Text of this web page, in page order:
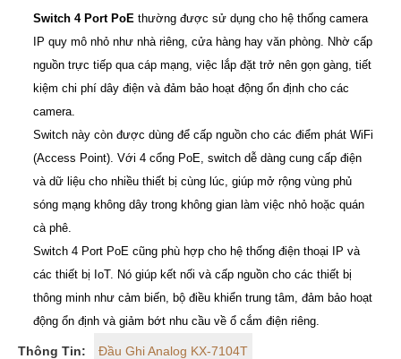
Switch 4 Port PoE thường được sử dụng cho hệ thống camera
IP quy mô nhỏ như nhà riêng, cửa hàng hay văn phòng. Nhờ cấp
nguồn trực tiếp qua cáp mạng, việc lắp đặt trở nên gọn gàng, tiết
kiệm chi phí dây điện và đảm bảo hoạt động ổn định cho các
camera.
Switch này còn được dùng để cấp nguồn cho các điểm phát WiFi
(Access Point). Với 4 cổng PoE, switch dễ dàng cung cấp điện
và dữ liệu cho nhiều thiết bị cùng lúc, giúp mở rộng vùng phủ
sóng mạng không dây trong không gian làm việc nhỏ hoặc quán
cà phê.
Switch 4 Port PoE cũng phù hợp cho hệ thống điện thoại IP và
các thiết bị IoT. Nó giúp kết nối và cấp nguồn cho các thiết bị
thông minh như cảm biến, bộ điều khiển trung tâm, đảm bảo hoạt
động ổn định và giảm bớt nhu cầu về ổ cắm điện riêng.
Thông Tin: Đầu Ghi Analog KX-7104T